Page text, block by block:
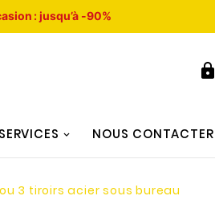
: jusqu’à -90%

SERVICES NOUS CONTACTER
3 tiroirs acier sous bureau